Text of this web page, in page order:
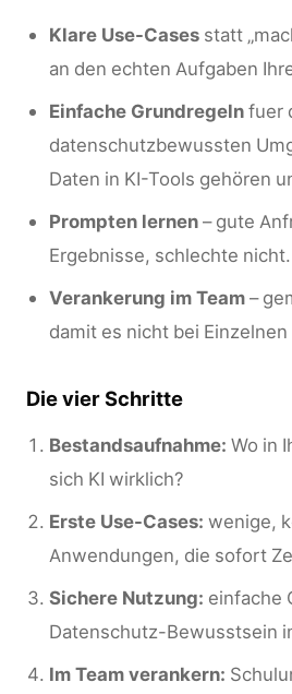
Klare Use-Casesstatt
an den echten Aufgaben
Einfache Grundregelnfuer
datenschutzbewussten
Daten in KI-Tools gehören
Prompten lernen– gute
Ergebnisse, schlechte nicht.
Verankerung im Team–
damit es nicht bei
Die vier Schritte
Bestandsaufnahme: Wo in
sich KI wirklich?
Erste Use-Cases: wenige,
Anwendungen, die sofort
Sichere Nutzung: einfache
Datenschutz-Bewusstsein
Im Team verankern: